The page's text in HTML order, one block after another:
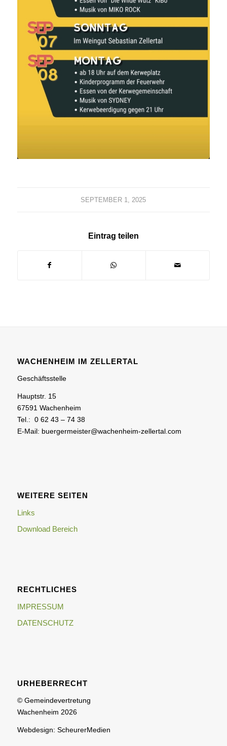
SEPTEMBER 1, 2025
Eintrag teilen
WACHENHEIM IM ZELLERTAL
Geschäftsstelle
Hauptstr. 15
67591 Wachenheim
Tel.: 0 62 43 – 74 38
E-Mail: buergermeister@wachenheim-zellertal.com
WEITERE SEITEN
Links
Download Bereich
RECHTLICHES
IMPRESSUM
DATENSCHUTZ
URHEBERRECHT
© Gemeindevertretung
Wachenheim 2026
Webdesign: ScheurerMedien